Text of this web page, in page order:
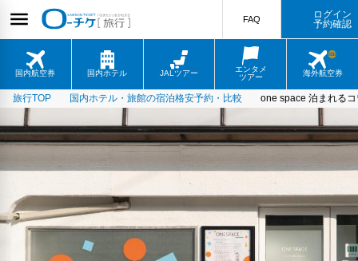
国内航空券 国内ホテル JALツアー
エンタメ
ツアー
海外航空券
FAQ
ログイン
予約確認
旅行TOP 国内ホテル・旅館の宿泊格安予約・比較 one space 泊まれる